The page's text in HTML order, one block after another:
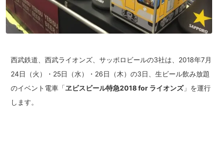
西武鉄道、西武ライオンズ、サッポロビールの3社は、2018年7月
24日（火）・25日（水）・26日（木）の3日、生ビール飲み放題
のイベント電車「ヱビスビール特急2018 for ライオンズ」を運行
します。